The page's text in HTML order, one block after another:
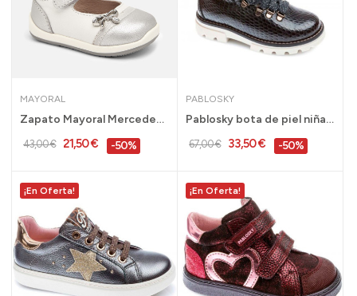
MAYORAL
Zapato Mayoral Mercedes piel niña oro y plata...
43,00 € 21,50 € -50%
PABLOSKY
Pablosky bota de piel niña calidad gris 28 al...
67,00 € 33,50 € -50%
¡En Oferta! ¡En Oferta!